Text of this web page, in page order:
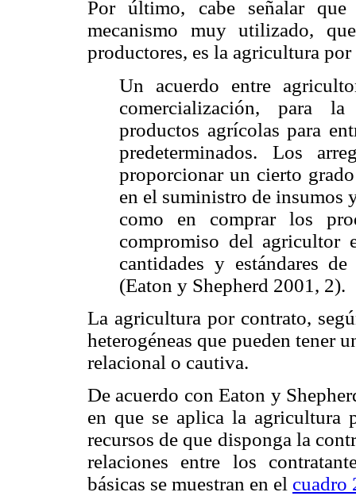
Por último, cabe señalar
mecanismo muy utilizado,
productores, es la agricultura
Un acuerdo entre
comercialización, para
productos agrícolas para
predeterminados. Los
proporcionar un cierto
en el suministro de insumos
como en comprar los
compromiso del agricultor
cantidades y estándares
(Eaton y Shepherd 2001, 2).
La agricultura por contrato,
heterogéneas que pueden tener
relacional o cautiva.
De acuerdo con Eaton y
en que se aplica la agricultura
recursos de que disponga la
relaciones entre los
básicas se muestran en el cuadro